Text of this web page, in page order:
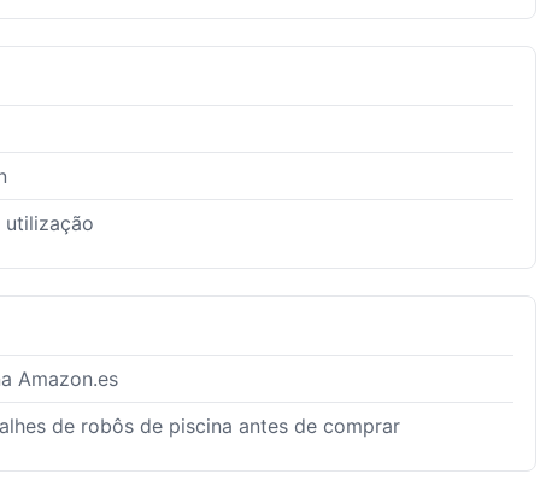
Amazon.es
de robôs de piscina antes de comprar